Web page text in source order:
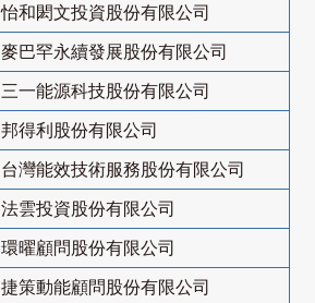
怡和閎文投資股份有限公司
麥巴罕永續發展股份有限公司
三一能源科技股份有限公司
邦得利股份有限公司
台灣能效技術服務股份有限公司
法雲投資股份有限公司
環曜顧問股份有限公司
捷策動能顧問股份有限公司